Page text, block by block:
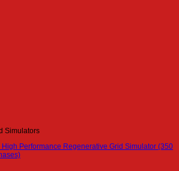
Simulators
High Performance Regenerative Grid Simulator (350